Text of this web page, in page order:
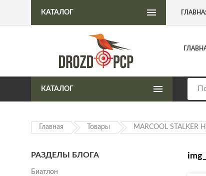
Интернет-магазин пневматического оружия
КАТАЛОГ
КАТАЛОГ
Главная Товары MARCOOL STALKER
РАЗДЕЛЫ БЛОГА
Биатлон